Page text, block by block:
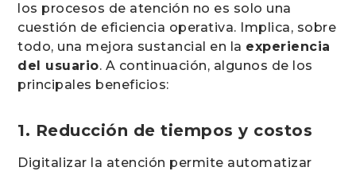
los procesos de atención no es solo una
cuestión de eficiencia operativa. Implica, sobre
todo, una mejora sustancial en la experiencia
del usuario. A continuación, algunos de los
principales beneficios:
1. Reducción de tiempos y costos
Digitalizar la atención permite automatizar